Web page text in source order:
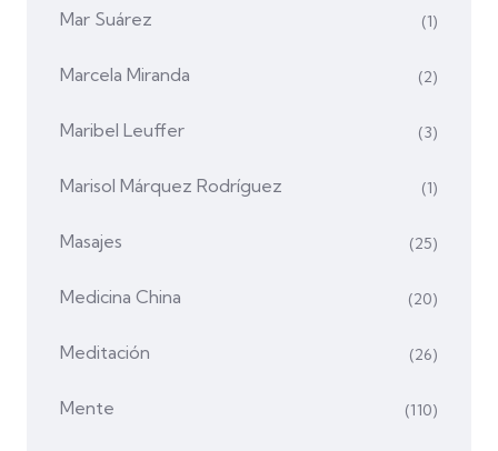
Mar Suárez (1)
Marcela Miranda (2)
Maribel Leuffer (3)
Marisol Márquez Rodríguez (1)
Masajes (25)
Medicina China (20)
Meditación (26)
Mente (110)